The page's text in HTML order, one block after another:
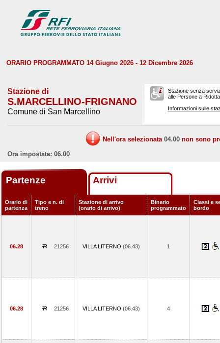
ORARIO PROGRAMMATO 14 Giugno 2026 - 12 Dicembre 2026
Stazione di
S.MARCELLINO-FRIGNANO
Comune di San Marcellino
Stazione senza
alle Persone a
Informazioni sulle
Nell'ora selezionata 04.00 non sono
Ora impostata: 06.00
Partenze Arrivi
Orario di
partenza
Tipo e n. di
treno
Stazione di arrivo
(orario di arrivo)
Binario
programmato
Classi e
bordo
06.28 21256 VILLA LITERNO (06.43) 1
06.28 21256 VILLA LITERNO (06.43) 4